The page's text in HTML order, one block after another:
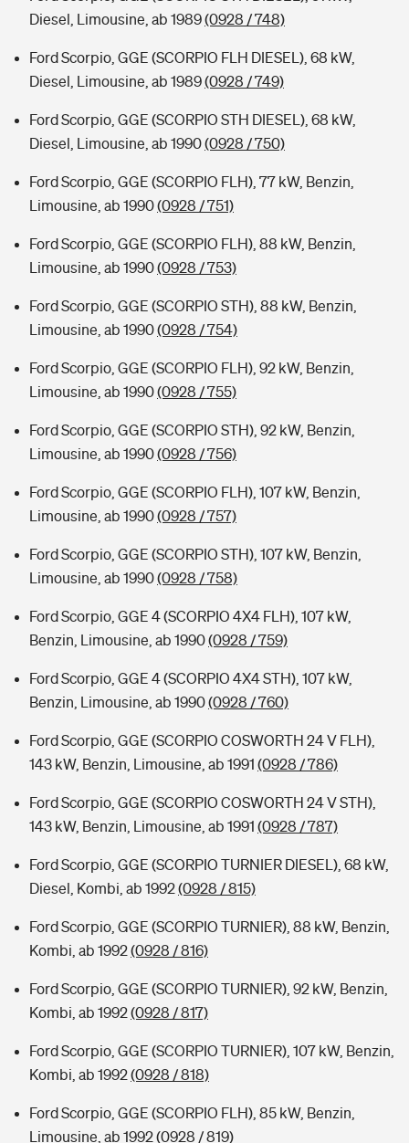
Diesel, Limousine, ab 1989(0928 / 748)
Ford Scorpio, GGE (SCORPIO FLH DIESEL), 68 kW,
Diesel, Limousine, ab 1989(0928 / 749)
Ford Scorpio, GGE (SCORPIO STH DIESEL), 68 kW,
Diesel, Limousine, ab 1990(0928 / 750)
Ford Scorpio, GGE (SCORPIO FLH), 77 kW, Benzin,
Limousine, ab 1990(0928 / 751)
Ford Scorpio, GGE (SCORPIO FLH), 88 kW, Benzin,
Limousine, ab 1990(0928 / 753)
Ford Scorpio, GGE (SCORPIO STH), 88 kW, Benzin,
Limousine, ab 1990(0928 / 754)
Ford Scorpio, GGE (SCORPIO FLH), 92 kW, Benzin,
Limousine, ab 1990(0928 / 755)
Ford Scorpio, GGE (SCORPIO STH), 92 kW, Benzin,
Limousine, ab 1990(0928 / 756)
Ford Scorpio, GGE (SCORPIO FLH), 107 kW, Benzin,
Limousine, ab 1990(0928 / 757)
Ford Scorpio, GGE (SCORPIO STH), 107 kW, Benzin,
Limousine, ab 1990(0928 / 758)
Ford Scorpio, GGE 4 (SCORPIO 4X4 FLH), 107 kW,
Benzin, Limousine, ab 1990(0928 / 759)
Ford Scorpio, GGE 4 (SCORPIO 4X4 STH), 107 kW,
Benzin, Limousine, ab 1990(0928 / 760)
Ford Scorpio, GGE (SCORPIO COSWORTH 24 V FLH),
143 kW, Benzin, Limousine, ab 1991 (0928 / 786)
Ford Scorpio, GGE (SCORPIO COSWORTH 24 V STH),
143 kW, Benzin, Limousine, ab 1991 (0928 / 787)
Ford Scorpio, GGE (SCORPIO TURNIER DIESEL), 68 kW,
Diesel, Kombi, ab 1992(0928 / 815)
Ford Scorpio, GGE (SCORPIO TURNIER), 88 kW, Benzin,
Kombi, ab 1992(0928 / 816)
Ford Scorpio, GGE (SCORPIO TURNIER), 92 kW, Benzin,
Kombi, ab 1992(0928 / 817)
Ford Scorpio, GGE (SCORPIO TURNIER), 107 kW, Benzin,
Kombi, ab 1992(0928 / 818)
Ford Scorpio, GGE (SCORPIO FLH), 85 kW, Benzin,
Limousine, ab 1992(0928 / 819)